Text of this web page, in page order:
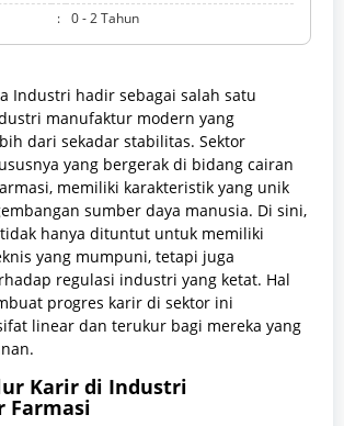
: 0 - 2 Tahun
Industri hadir sebagai salah satu
manufaktur modern yang
dari sekadar stabilitas. Sektor
yang bergerak di bidang cairan
memiliki karakteristik yang unik
sumber daya manusia. Di sini,
hanya dituntut untuk memiliki
yang mumpuni, tetapi juga
regulasi industri yang ketat. Hal
progres karir di sektor ini
linear dan terukur bagi mereka yang
Karir di Industri
Farmasi